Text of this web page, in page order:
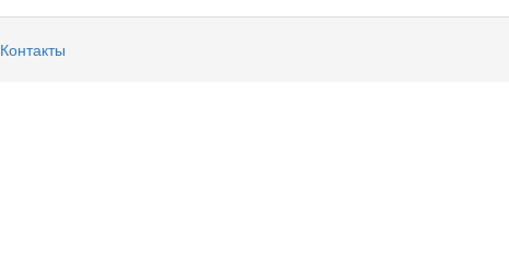
Контакты